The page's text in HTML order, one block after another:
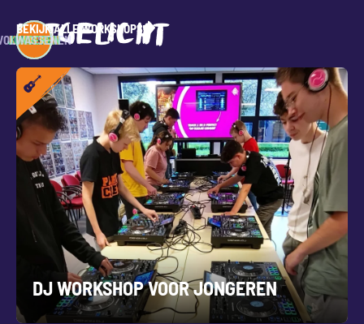
UITGELICHT
ALLES
KINDEREN
JONGEREN
BEKIJK ALLE WORKSHOPS
DJ WORKSHOP VOOR JONGEREN